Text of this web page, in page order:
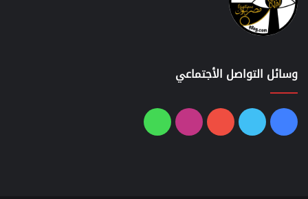
وسائل التواصل الأجتماعي
فيسبوك
تويتر يوتيوبانستقرامواتساب